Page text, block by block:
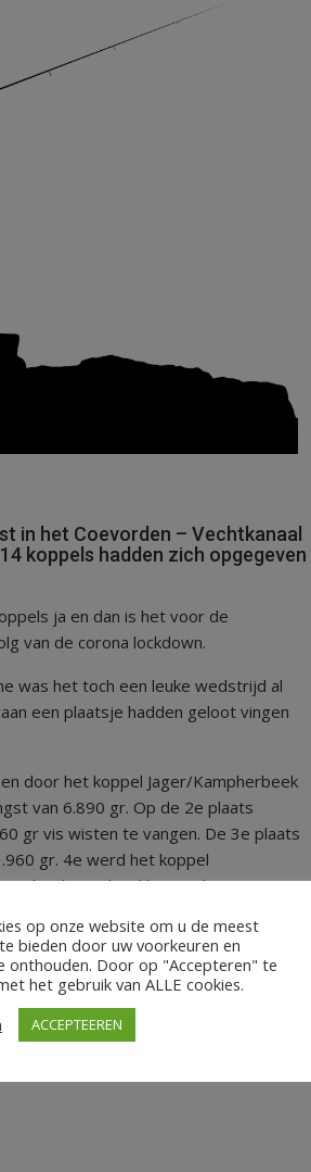
in het Coevorden – Vechtkanaal
koppels hadden zich opgegeven
ja en dan is het voor de
van de corona lockdown.
was het toch een leuke wedstrijd al
een plaatsje hadden geloot vingen
door het koppel Jager/Kampherbeek
van 6.890 gr. Op de 2e plaats
gr vis wisten te vangen. De 3e plaats
gr. 4e werd het koppel
het koppel Makkinga/Glas uit Ommen
.
op onze website om u de meest
bieden door uw voorkeuren en
onthouden. Door op "Accepteren" te
het gebruik van ALLE cookies.
ACCEPTEEREN